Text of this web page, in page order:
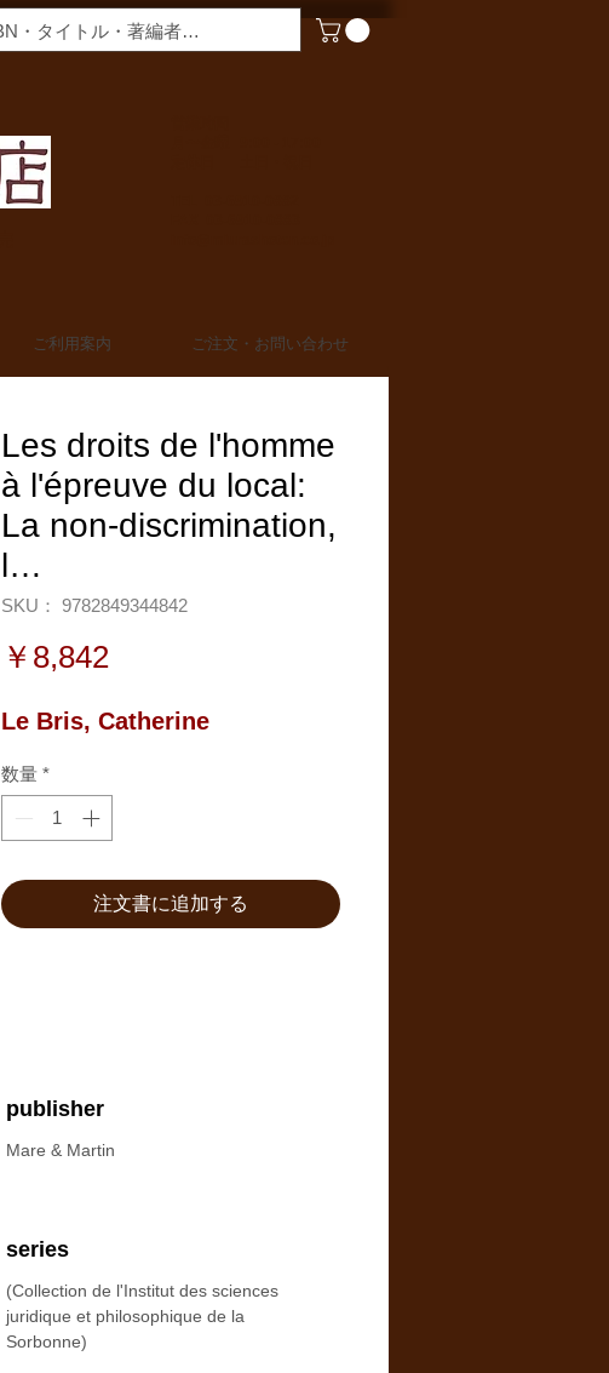
ご利用案内 ご注文・お問い合わせ
Les droits de l'homme
à l'épreuve du local:
La non-discrimination,
l…
SKU： 9782849344842
￥8,842
Le Bris, Catherine
数量 *
注文書に追加する
publisher
Mare & Martin
series
(Collection de l'Institut des sciences
juridique et philosophique de la
Sorbonne)